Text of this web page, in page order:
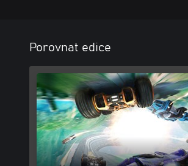
Porovnat edice